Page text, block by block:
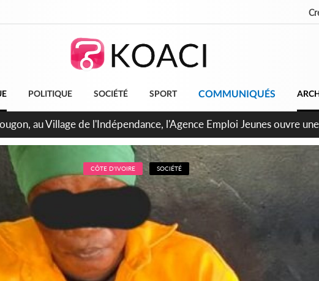
POLITIQUE SOCIÉTÉ SPORT COMMUNIQUÉS
Treichville, après la fronde, les agents contractuels obtiennent un
du SMIG 2023
CÔTE D'IVOIRE SOCIÉTÉ